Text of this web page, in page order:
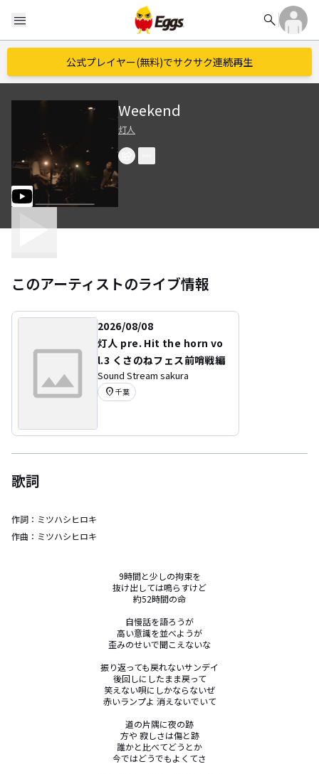
menu search
公式プレイヤー(無料)でサクサク連続再生
Weekend
灯人
このアーティストのライブ情報
2026/08/08
灯人 pre. Hit the horn vo
l.3 くさのねフェス前哨戦編
Sound Stream sakura
location_on 千葉
歌詞
作詞： ミツハシヒロキ
作曲： ミツハシヒロキ
9時間と少しの拘束を
抜け出しては鳴らすけど
約52時間の命
自慢話を語ろうが
高い意識を並べようが
歪みのせいで聞こえないな
振り返っても戻れないサンデイ
後回しにしたまま戻って
笑えない唄にしかならないぜ
赤いランプよ 消えないでいて
道の片隅に夜の跡
方や 寂しさは傷と跡
誰かと比べてどうとか
今ではどうでもよくてさ